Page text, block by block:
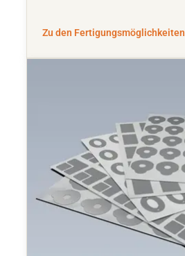
Zu den Fertigungsmöglichkeiten